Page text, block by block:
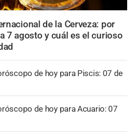
de la Cerveza: por
7 agosto y cuál es el curioso
de hoy para Piscis: 07 de
de hoy para Acuario: 07